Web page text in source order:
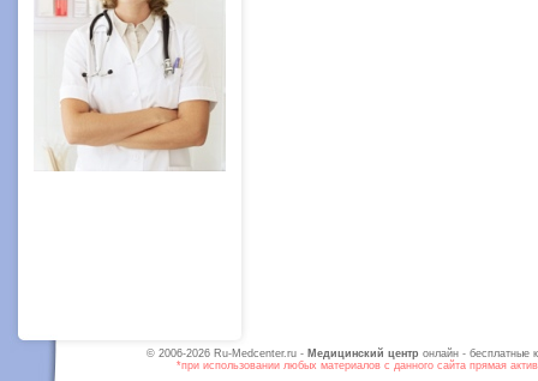
© 2006-2026 Ru-Medcenter.ru - Медицинский центр онлайн - бесплатные
*при использовании любых материалов с данного сайта прямая